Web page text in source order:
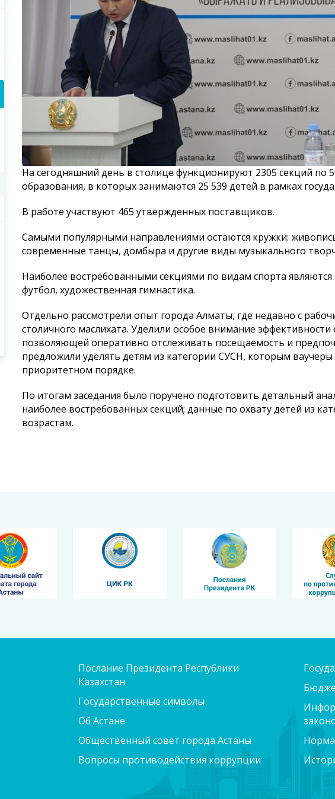
К сведению населения города
Астаны!
К сведению населения города
Астаны и депутатов
маслихата города Астаны
восьмого созыва!
Паспорт
программы
На сегодняшний день в столице функционируют 2305 секций по
образования, в которых занимаются 25 539 детей в рамках
В работе участвуют 465 утвержденных поставщиков.
Самыми популярными направлениями остаются кружки:
современные танцы, домбыра и другие виды музыкального
Наиболее востребованными секциями по видам спорта
футбол, художественная гимнастика.
Отдельно рассмотрели опыт города Алматы, где недавно с
столичного маслихата. Уделили особое внимание
позволяющей оперативно отслеживать посещаемость и
предложили уделять детям из категории СУСН, которым
приоритетном порядке.
По итогам заседания было поручено подготовить детальный
наиболее востребованных секций; данные по охвату детей из
возрастам.
Послание Президента Республики
Казахстан
Государственные символы
Об Астане
Общественный совет города Астаны
Вопросы противодействия коррупции